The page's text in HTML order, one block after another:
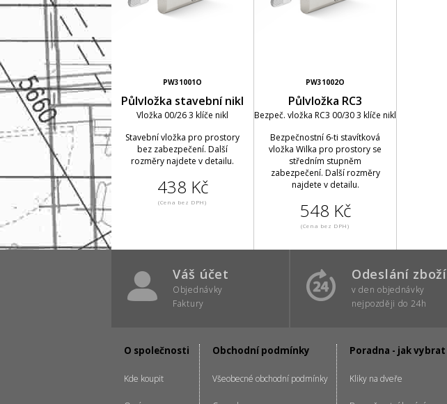
PW31001O
Půlvložka stavební nikl
Vložka 00/26 3 klíče nikl
Stavební vložka pro prostory
bez zabezpečení. Další
rozměry najdete v detailu.
438 Kč
(Cena bez DPH)
PW31002O
Půlvložka RC3
Bezpeč. vložka RC3 00/30 3 klíče nikl
Bezpečnostní 6-ti stavítková
vložka Wilka pro prostory se
středním stupněm
zabezpečení. Další rozměry
najdete v detailu.
548 Kč
(Cena bez DPH)
Váš účet
Objednávky
Faktury
Odeslání zboží
v den objednávky
nejpozději do 24h
O společnosti
Kde koupit
Obchodní podmínky
Všeobecné obchodní podmínky
Poradna - jak vybrat
Kliky na dveře